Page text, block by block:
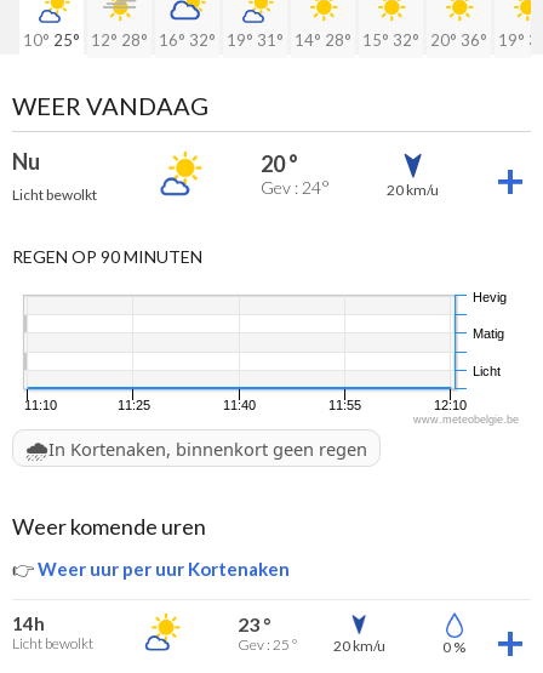
10° 25° 12° 28° 16° 32° 19° 31° 14° 28° 15° 32° 20° 36° 19°
WEER VANDAAG
Nu
Licht bewolkt
20 °
Gev : 24° 20 km/u
REGEN OP 90 MINUTEN
11:10 11:25 11:40 11:55 12:10
Licht
Matig
Hevig
www.meteobelgie.be
🌧️In Kortenaken, binnenkort geen regen
Weer komende uren
👉Weer uur per uur Kortenaken
14h
Licht bewolkt
23 °
Gev : 25 ° 20 km/u 0 %